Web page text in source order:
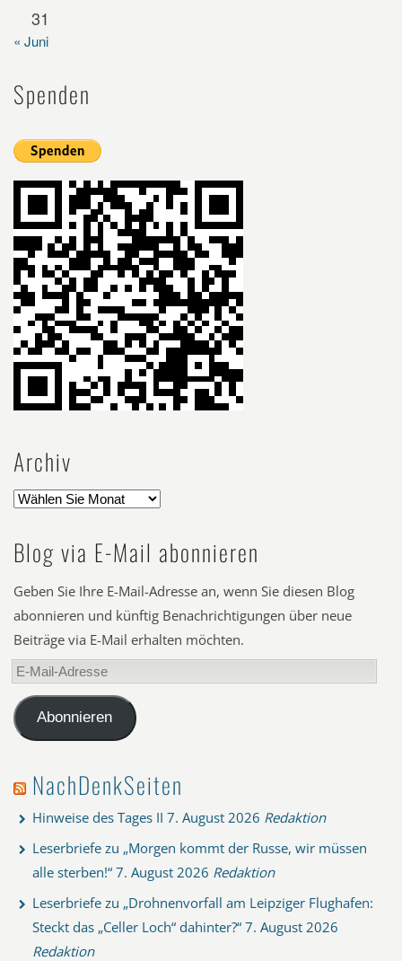
31
« Juni
Spenden
Archiv
Blog via E-Mail abonnieren
Geben Sie Ihre E-Mail-Adresse an, wenn Sie diesen Blog
abonnieren und künftig Benachrichtigungen über neue
Beiträge via E-Mail erhalten möchten.
E-
Mail-
AdresseAbonnieren
NachDenkSeiten
Hinweise des Tages II 7. August 2026 Redaktion
Leserbriefe zu „Morgen kommt der Russe, wir müssen
alle sterben!“ 7. August 2026 Redaktion
Leserbriefe zu „Drohnenvorfall am Leipziger Flughafen:
Steckt das „Celler Loch“ dahinter?“ 7. August 2026
Redaktion